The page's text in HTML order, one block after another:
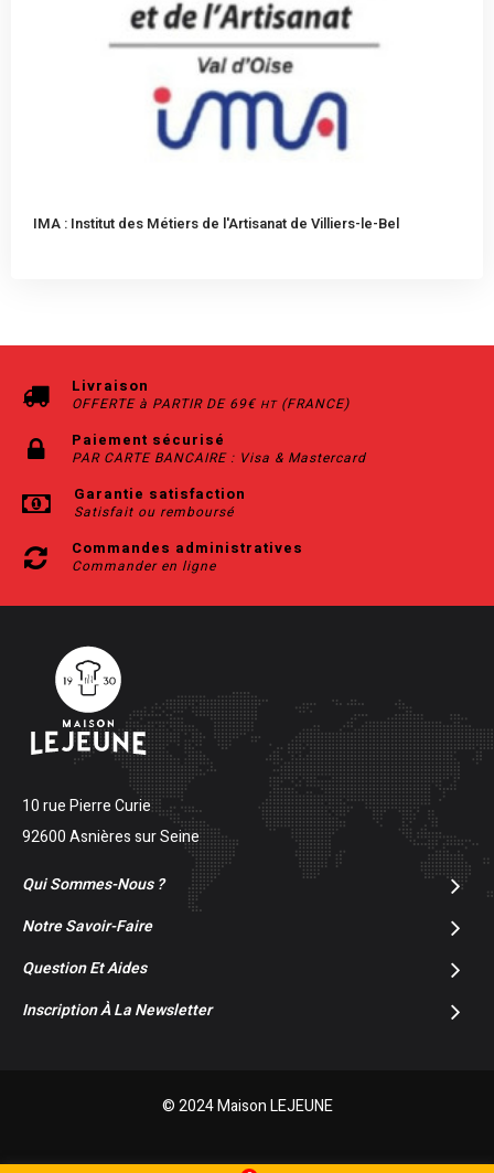
IMA : Institut des Métiers de l'Artisanat de Villiers-le-Bel
Livraison
OFFERTE à PARTIR DE 69€ HT(FRANCE)
Paiement sécurisé
PAR CARTE BANCAIRE : Visa & Mastercard
Garantie satisfaction
Satisfait ou remboursé
Commandes administratives
Commander en ligne
10 rue Pierre Curie
92600 Asnières sur Seine
Qui Sommes-Nous ?
Notre Savoir-Faire
Question Et Aides
Inscription À La Newsletter
© 2024 Maison LEJEUNE